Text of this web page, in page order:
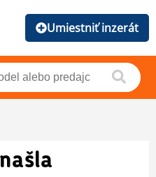
Umiestniť inzerát